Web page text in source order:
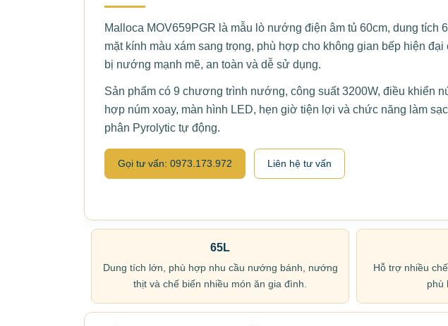
Malloca MOV659PGR là mẫu lò nướng điện âm tủ 60cm, dung tích
mặt kính màu xám sang trọng, phù hợp cho không gian bếp hiện đại
bị nướng mạnh mẽ, an toàn và dễ sử dụng.
Sản phẩm có 9 chương trình nướng, công suất 3200W, điều khiển
hợp núm xoay, màn hình LED, hẹn giờ tiện lợi và chức năng làm
phân Pyrolytic tự động.
Gọi tư vấn: 0973.173.972 Liên hệ tư vấn
65L
Dung tích lớn, phù hợp nhu cầu nướng bánh, nướng
thịt và chế biến nhiều món ăn gia đình.
Hỗ trợ nhiều
phù